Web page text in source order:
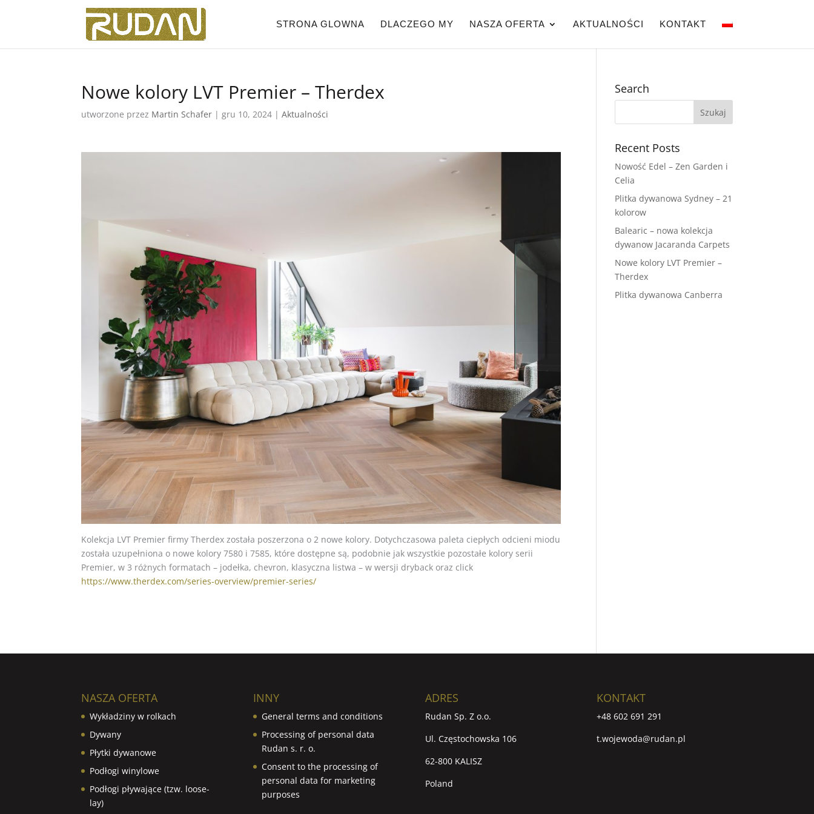
STRONA GLOWNA DLACZEGO MY NASZA OFERTA AKTUALNOŚCI KONTAKT
Nowe kolory LVT Premier – Therdex
utworzone przez Martin Schafer |gru 10, 2024 |Aktualności
Kolekcja LVT Premier firmy Therdex została poszerzona o 2 nowe kolory. Dotychczasowa paleta ciepłych odcieni miodu
została uzupełniona o nowe kolory 7580 i 7585, które dostępne są, podobnie jak wszystkie pozostałe kolory serii
Premier, w 3 różnych formatach – jodełka, chevron, klasyczna listwa – w wersji dryback oraz click
https://www.therdex.com/series-overview/premier-series/
Search
Recent Posts
Nowość Edel – Zen Garden i
Celia
Plitka dywanowa Sydney – 21
kolorow
Balearic – nowa kolekcja
dywanow Jacaranda Carpets
Nowe kolory LVT Premier –
Therdex
Plitka dywanowa Canberra
NASZA OFERTA
Wykładziny w rolkach
Dywany
Płytki dywanowe
Podłogi winylowe
Podłogi pływające (tzw. loose-
lay)
INNY
General terms and conditions
Processing of personal data
Rudan s. r. o.
Consent to the processing of
personal data for marketing
purposes
ADRES
Rudan Sp. Z o.o.
Ul. Częstochowska 106
62-800 KALISZ
Poland
KONTAKT
+48 602 691 291
t.wojewoda@rudan.pl